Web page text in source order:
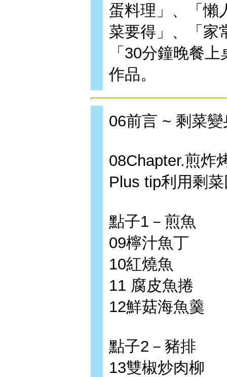
蛋料理」、「懶
菜要得」、「家
「30分鐘晚餐
作品。
06前言 ~ 剩菜
08Chapter.煎炸
Plus tip利用剩
點子1－煎魚
09檸汁魚丁
10紅燒魚
11 腐皮魚捲
12鮮菇海魚羹
點子2－豬排
13雙椒炒肉柳